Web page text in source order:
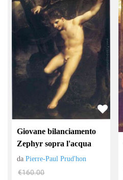
Giovane bilanciamento
Zephyr sopra l'acqua
daPierre-Paul Prud'hon
€160.00